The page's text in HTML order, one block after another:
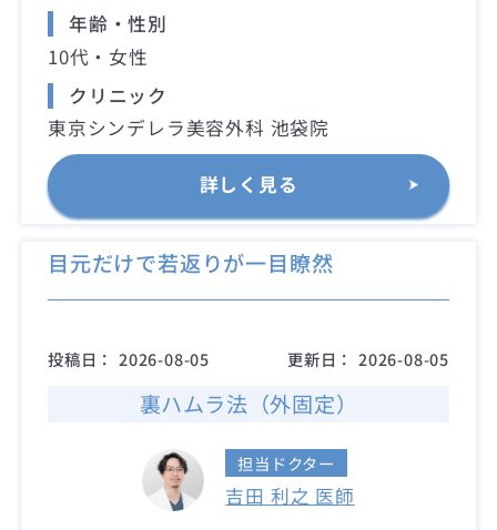
年齢・性別
10代・女性
クリニック
東京シンデレラ美容外科 池袋院
詳しく見る
目元だけで若返りが一目瞭然
投稿日： 2026-08-05 更新日： 2026-08-05
裏ハムラ法（外固定）
担当ドクター
吉田 利之 医師